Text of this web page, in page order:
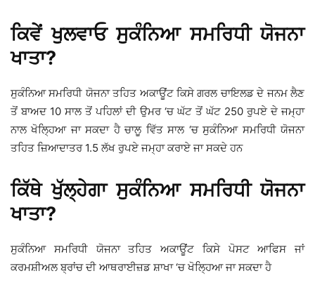
ਕਿਵੇਂ ਖੁਲਵਾਓ ਸੁਕੰਨਿਆ ਸਮਰਿਧੀ ਯੋਜਨਾ
ਖਾਤਾ?
ਸੁਕੰਨਿਆ ਸਮਰਿਧੀ ਯੋਜਨਾ ਤਹਿਤ ਅਕਾਊਂਟ ਕਿਸੇ ਗਰਲ ਚਾਇਲਡ ਦੇ ਜਨਮ ਲੈਣ
ਤੋਂ ਬਾਅਦ 10 ਸਾਲ ਤੋਂ ਪਹਿਲਾਂ ਦੀ ਉਮਰ ‘ਚ ਘੱਟ ਤੋਂ ਘੱਟ 250 ਰੁਪਏ ਦੇ ਜਮ੍ਹਾ
ਨਾਲ ਖੋਲ੍ਹਿਆ ਜਾ ਸਕਦਾ ਹੈ ਚਾਲੂ ਵਿੱਤ ਸਾਲ ‘ਚ ਸੁਕੰਨਿਆ ਸਮਰਿਧੀ ਯੋਜਨਾ
ਤਹਿਤ ਜ਼ਿਆਦਾਤਰ 1.5 ਲੱਖ ਰੁਪਏ ਜਮ੍ਹਾ ਕਰਾਏ ਜਾ ਸਕਦੇ ਹਨ
ਕਿੱਥੇ ਖੁੱਲ੍ਹੇਗਾ ਸੁਕੰਨਿਆ ਸਮਰਿਧੀ ਯੋਜਨਾ
ਖਾਤਾ?
ਸੁਕੰਨਿਆ ਸਮਰਿਧੀ ਯੋਜਨਾ ਤਹਿਤ ਅਕਾਊਂਟ ਕਿਸੇ ਪੋਸਟ ਆਫਿਸ ਜਾਂ
ਕਰਮਸ਼ੀਅਲ ਬ੍ਰਾਂਚ ਦੀ ਆਥਰਾਈਜ਼ਡ ਸ਼ਾਖਾ ‘ਚ ਖੋਲ੍ਹਿਆ ਜਾ ਸਕਦਾ ਹੈ